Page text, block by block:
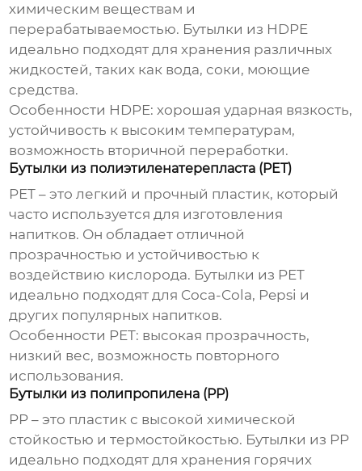
химическим веществам и
перерабатываемостью. Бутылки из HDPE
идеально подходят для хранения различных
жидкостей, таких как вода, соки, моющие
средства.
Особенности HDPE: хорошая ударная вязкость,
устойчивость к высоким температурам,
возможность вторичной переработки.
Бутылки из полиэтиленатерепласта (PET)
PET – это легкий и прочный пластик, который
часто используется для изготовления
напитков. Он обладает отличной
прозрачностью и устойчивостью к
воздействию кислорода. Бутылки из PET
идеально подходят для Coca-Cola, Pepsi и
других популярных напитков.
Особенности PET: высокая прозрачность,
низкий вес, возможность повторного
использования.
Бутылки из полипропилена (PP)
PP – это пластик с высокой химической
стойкостью и термостойкостью. Бутылки из PP
идеально подходят для хранения горячих